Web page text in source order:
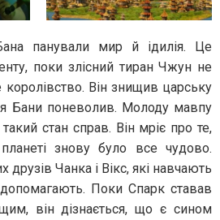
панували мир й ідилія. Це
поки злісний тиран Чжун не
Він знищив царську
Бани поневолив. Молоду мавпу
стан справ. Він мріє про те,
знову було все чудово.
друзів Чанка і Вікс, які навчають
Поки Спарк ставав
він дізнається, що є сином